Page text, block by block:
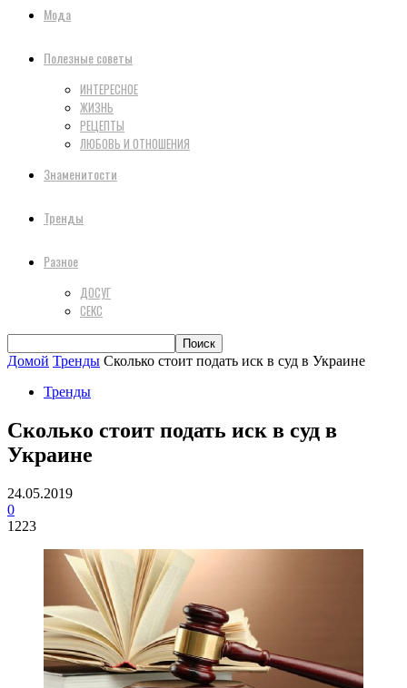
Мода
Полезные советы
ИНТЕРЕСНОЕ
ЖИЗНЬ
РЕЦЕПТЫ
ЛЮБОВЬ И ОТНОШЕНИЯ
Знаменитости
Тренды
Разное
ДОСУГ
СЕКС
Домой Тренды Сколько стоит подать иск в суд в Украине
Тренды
Сколько стоит подать иск в суд в
Украине
24.05.2019
0
1223